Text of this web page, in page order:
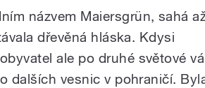
názvem Maiersgrün, sahá
dřevěná hláska. Kdysi
ale po druhé světové
dalších vesnic v pohraničí.